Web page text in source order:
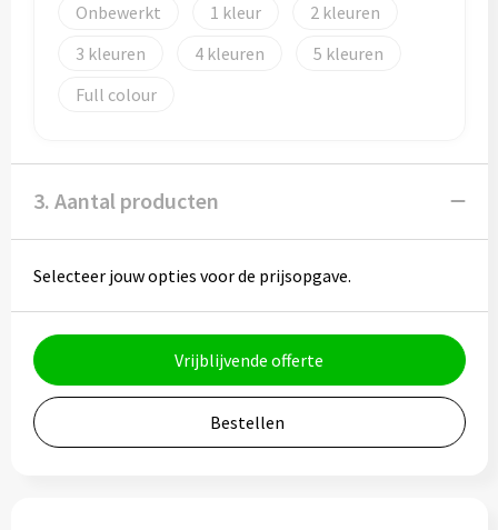
Eten & drinken
Thermosflessen
Thermosbekers
Mokken & kopjes
Glazen
Onbewerkt
1
2
3
4
5
Full colour
3. Aantal producten
Selecteer jouw opties voor de prijsopgave.
Vrijblijvende offerte
Bestellen